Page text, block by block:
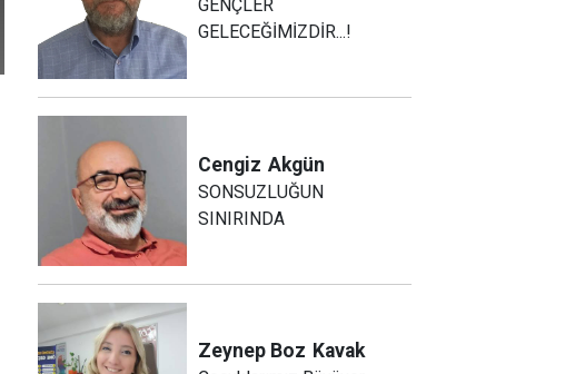
GENÇLER
GELECEĞİMİZDİR...!
Cengiz Akgün
SONSUZLUĞUN
SINIRINDA
Zeynep Boz Kavak